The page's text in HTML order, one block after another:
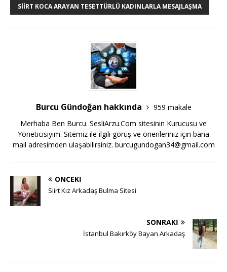
SIIRT KOCA ARAYAN TESETTÜRLÜ KADINLARLA MESAJLAŞMA
Burcu Gündoğan hakkında
959 makale
Merhaba Ben Burcu. SesliArzu.Com sitesinin Kurucusu ve
Yöneticisiyim. Sitemiz ile ilgili görüş ve önerileriniz için bana
mail adresimden ulaşabilirsiniz. burcugundogan34@gmail.com
ÖNCEKI
Siirt Kız Arkadaş Bulma Sitesi
SONRAKI
İstanbul Bakırköy Bayan Arkadaş